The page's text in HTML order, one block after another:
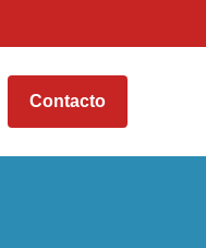
Contacto